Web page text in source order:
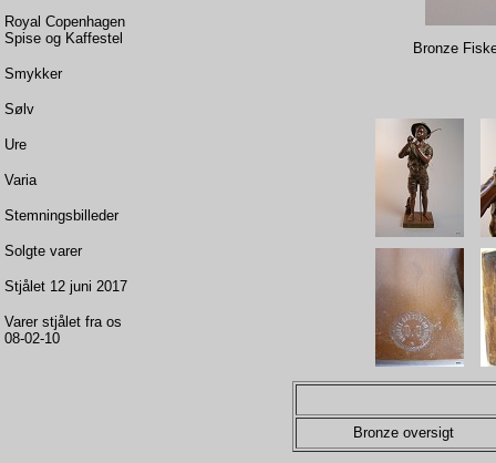
Royal Copenhagen
Spise og Kaffestel
Smykker
Sølv
Ure
Varia
Stemningsbilleder
Solgte varer
Stjålet 12 juni 2017
Varer stjålet fra os
08-02-10
Bronze
Bronze oversigt